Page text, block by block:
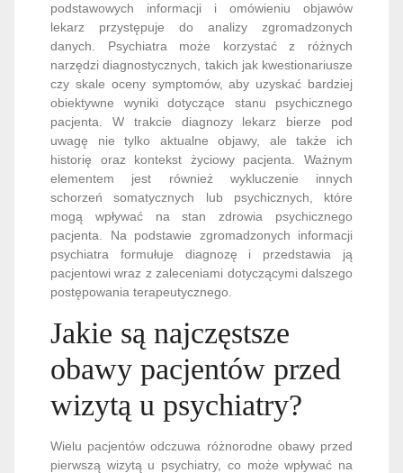
podstawowych informacji i omówieniu objawów
lekarz przystępuje do analizy zgromadzonych
danych. Psychiatra może korzystać z różnych
narzędzi diagnostycznych, takich jak kwestionariusze
czy skale oceny symptomów, aby uzyskać bardziej
obiektywne wyniki dotyczące stanu psychicznego
pacjenta. W trakcie diagnozy lekarz bierze pod
uwagę nie tylko aktualne objawy, ale także ich
historię oraz kontekst życiowy pacjenta. Ważnym
elementem jest również wykluczenie innych
schorzeń somatycznych lub psychicznych, które
mogą wpływać na stan zdrowia psychicznego
pacjenta. Na podstawie zgromadzonych informacji
psychiatra formułuje diagnozę i przedstawia ją
pacjentowi wraz z zaleceniami dotyczącymi dalszego
postępowania terapeutycznego.
Jakie są najczęstsze
obawy pacjentów przed
wizytą u psychiatry?
Wielu pacjentów odczuwa różnorodne obawy przed
pierwszą wizytą u psychiatry, co może wpływać na